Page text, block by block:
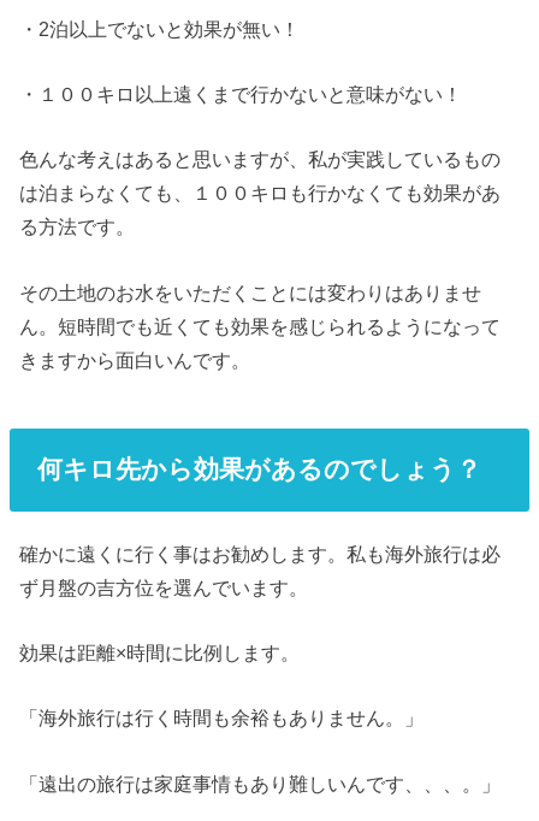
・2泊以上でないと効果が無い！
・１００キロ以上遠くまで行かないと意味がない！
色んな考えはあると思いますが、私が実践しているもの
は泊まらなくても、１００キロも行かなくても効果があ
る方法です。
その土地のお水をいただくことには変わりはありませ
ん。短時間でも近くても効果を感じられるようになって
きますから面白いんです。
何キロ先から効果があるのでしょう？
確かに遠くに行く事はお勧めします。私も海外旅行は必
ず月盤の吉方位を選んでいます。
効果は距離×時間に比例します。
「海外旅行は行く時間も余裕もありません。」
「遠出の旅行は家庭事情もあり難しいんです、、、。」